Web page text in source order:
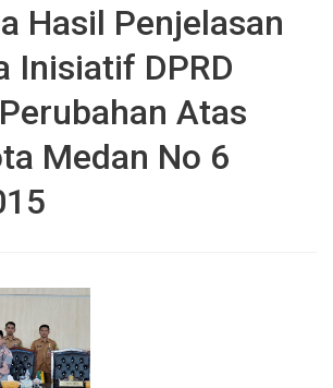
Hasil Penjelasan
Inisiatif DPRD
Atas
Medan No 6